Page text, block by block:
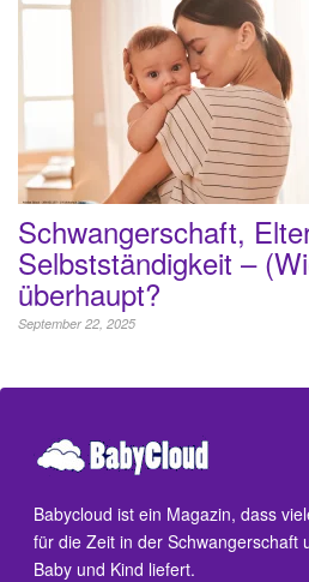
Schwangerschaft,
Selbstständigkeit –
überhaupt?
September 22, 2025
Babycloud ist ein Magazin, dass
für die Zeit in der Schwangerschaft
Baby und Kind liefert.